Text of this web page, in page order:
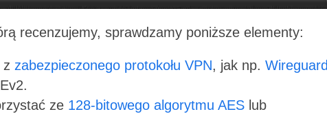
recenzujemy, sprawdzamy poniższe elementy:
z zabezpieczonego protokołu VPN, jak np. Wireguard
ze 128-bitowego algorytmu AES lub